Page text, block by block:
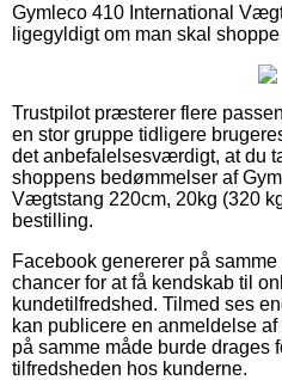
Gymleco 410 International
ligegyldigt om man skal
Trustpilot præsterer flere
en stor gruppe tidligere
det anbefalelsesværdigt, at du
shoppens bedømmelser af
Vægtstang 220cm, 20kg (320
bestilling.
Facebook genererer på
chancer for at få kendskab til
kundetilfredshed. Tilmed ses
kan publicere en anmeldelse
på samme måde burde drages
tilfredsheden hos kunderne.